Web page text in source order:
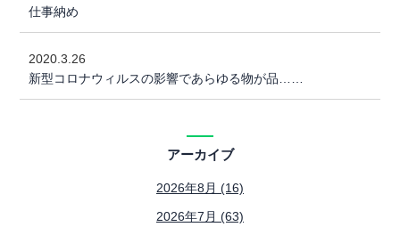
仕事納め
2020.3.26
新型コロナウィルスの影響であらゆる物が品……
アーカイブ
2026年8月 (16)
2026年7月 (63)